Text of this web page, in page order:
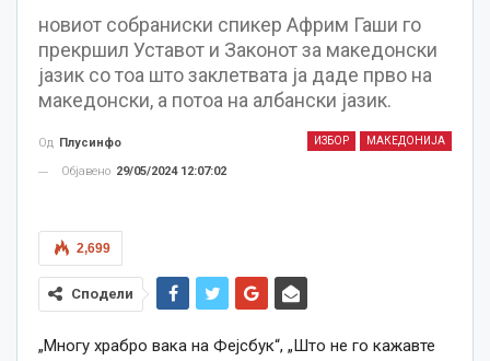
новиот собраниски спикер Африм Гаши го
прекршил Уставот и Законот за македонски
јазик со тоа што заклетвата ја даде прво на
македонски, а потоа на албански јазик.
ИЗБОР МАКЕДОНИЈА
Од Плусинфо
Објавено 29/05/2024 12:07:02
2,699
Сподели
„Многу храбро вака на Фејсбук“, „Што не го кажавте